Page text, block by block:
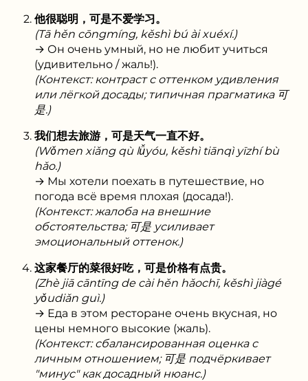
他很聪明，可是不爱学习。
(Tā hěn cōngmíng, kěshì bú ài xuéxí.)
→ Он очень умный, но не любит учиться
(удивительно / жаль!).
(Контекст: контраст с оттенком удивления
или лёгкой досады; типичная прагматика 可
是.)
我们想去旅游，可是天气一直不好。
(Wǒmen xiǎng qù lǚyóu, kěshì tiānqì yīzhí bù
hǎo.)
→ Мы хотели поехать в путешествие, но
погода всё время плохая (досада!).
(Контекст: жалоба на внешние
обстоятельства; 可是 усиливает
эмоциональный оттенок.)
这家餐厅的菜很好吃，可是价格有点贵。
(Zhè jiā cāntīng de cài hěn hǎochī, kěshì jiàgé
yǒudiǎn guì.)
→ Еда в этом ресторане очень вкусная, но
цены немного высокие (жаль).
(Контекст: сбалансированная оценка с
личным отношением; 可是 подчёркивает
"минус" как досадный нюанс.)